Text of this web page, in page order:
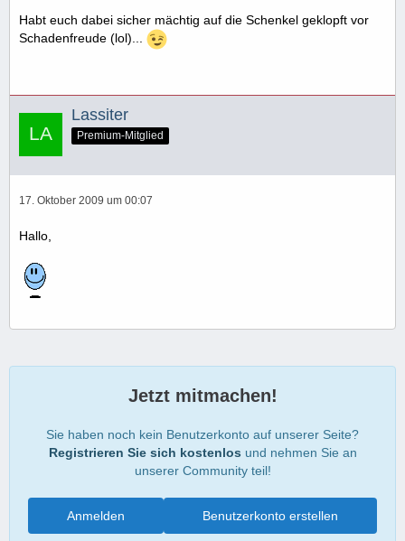
Habt euch dabei sicher mächtig auf die Schenkel geklopft vor
Schadenfreude (lol)...
Lassiter
Premium-Mitglied
17. Oktober 2009 um 00:07
Hallo,
Jetzt mitmachen!
Sie haben noch kein Benutzerkonto auf unserer Seite?
Registrieren Sie sich kostenlos und nehmen Sie an
unserer Community teil!
Benutzerkonto erstellen
Anmelden